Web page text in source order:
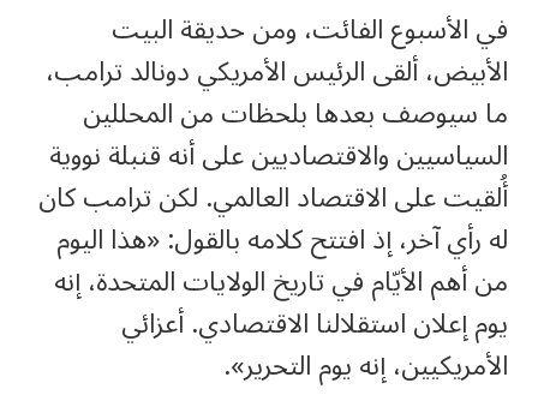
في الأسبوع الفائت، ومن حديقة البيت
الأبيض، ألقى الرئيس الأمريكي دونالد ترامب،
ما سيوصف بعدها بلحظات من المحللين
السياسيين والاقتصاديين على أنه قنبلة نووية
أُلقيت على الاقتصاد العالمي. لكن ترامب كان
له رأي آخر، إذ افتتح كلامه بالقول: «هذا اليوم
من أهم الأيّام في تاريخ الولايات المتحدة، إنه
يوم إعلان استقلالنا الاقتصادي. أعزائي
الأمريكيين، إنه يوم التحرير».